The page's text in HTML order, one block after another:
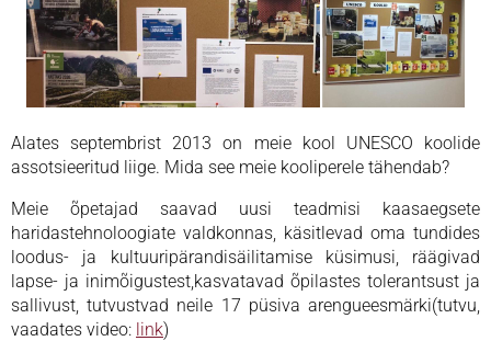
Alates septembrist 2013 on meie kool UNESCO koolide
assotsieeritud liige. Mida see meie kooliperele tähendab?
Meie õpetajad saavad uusi teadmisi kaasaegsete
haridastehnoloogiate valdkonnas, käsitlevad oma tundides
loodus- ja kultuuripärandisäilitamise küsimusi, räägivad
lapse- ja inimõigustest,kasvatavad õpilastes tolerantsust ja
sallivust, tutvustvad neile 17 püsiva arengueesmärki(tutvu,
vaadates video: link)